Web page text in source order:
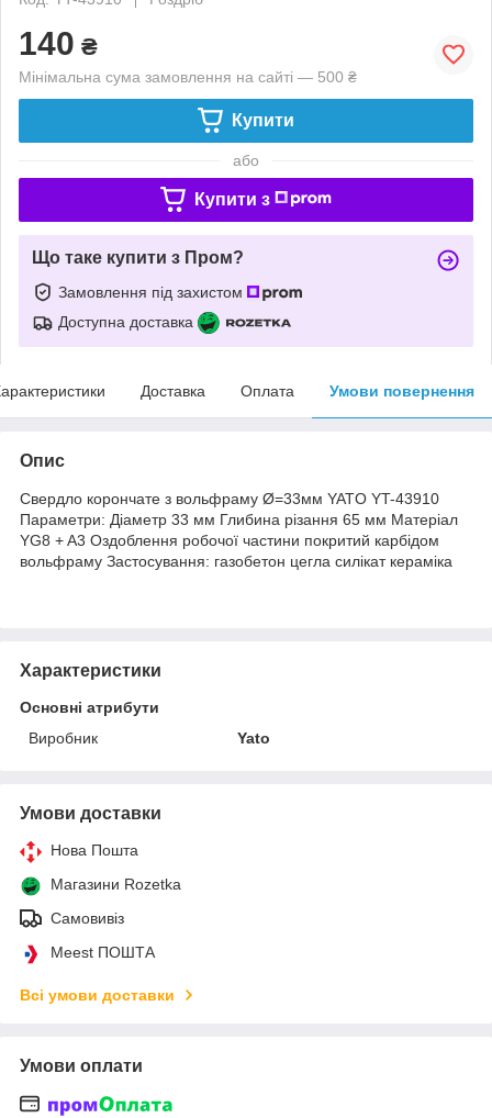
140 ₴
Мінімальна сума замовлення на сайті — 500 ₴
Купити
або
Купити з
Що таке купити з Пром?
Замовлення під захистом
Доступна доставка
Доставка Оплата Умови повернення
Опис
Свердло корончате з вольфраму Ø=33мм YATO YT-43910
Параметри: Діаметр 33 мм Глибина різання 65 мм Матеріал
YG8 + A3 Оздоблення робочої частини покритий карбідом
вольфраму Застосування: газобетон цегла силікат кераміка
Характеристики
Основні атрибути
Виробник
Yato
Умови доставки
Нова Пошта
Магазини Rozetka
Самовивіз
Meest ПОШТА
Всі умови доставки
Умови оплати